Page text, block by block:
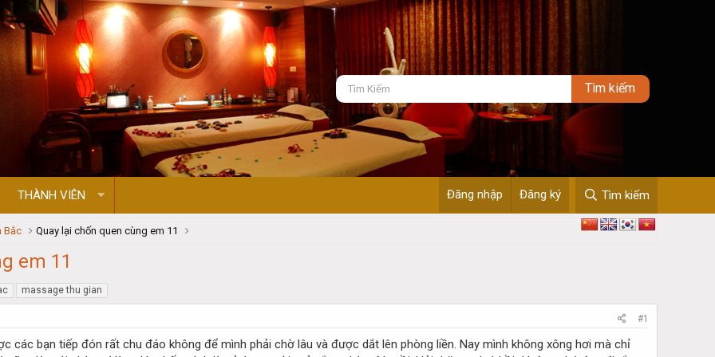
THÀNH VIÊN Đăng nhập Đăng ký Tìm kiếm
Bắc Quay lại chốn quen cùng em 11
em 11
massage thu gian
#1
các bạn tiếp đón rất chu đáo không để mình phải chờ lâu và được dắt lên phòng liền. Nay mình không xông hơi mà chỉ